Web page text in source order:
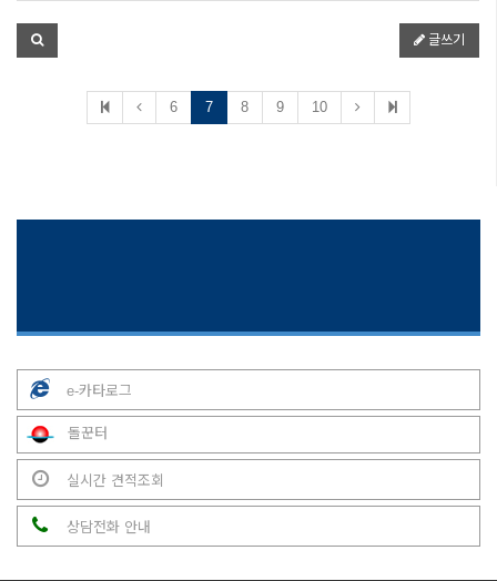
글쓰기
6 7 8 9 10
e-카타로그
돌꾼터
실시간 견적조회
상담전화 안내